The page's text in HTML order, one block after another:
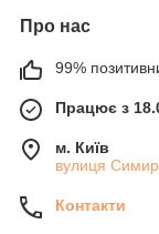
Про нас
99%
Працює з
м. Київ
вулиця
Контакти